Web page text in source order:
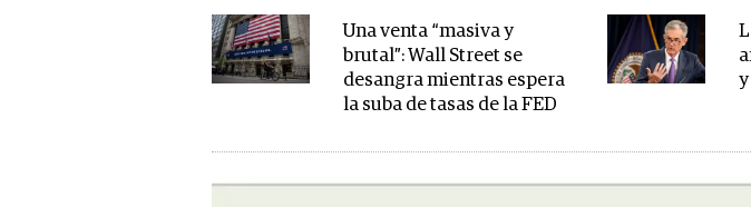
Una venta “masiva y
brutal”: Wall Street se
desangra mientras espera
la suba de tasas de la FED